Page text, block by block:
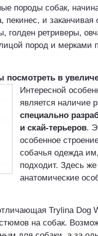
породы собак,
пекинес, и
голден ретриверы,
пород и мерками
посмотреть в
Интересной
является наличие
специально
и скай-терьеров.
особенное
собачья одежда
подходит. Здесь
анатомические
Trylina Dog
на собак.